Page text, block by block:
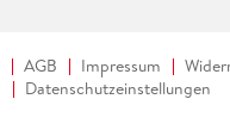
AGB Impressum
Datenschutzeinstellungen